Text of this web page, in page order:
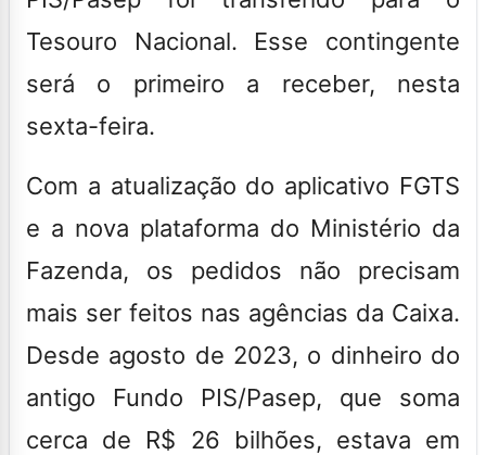
Tesouro Nacional. Esse contingente
será o primeiro a receber, nesta
sexta-feira.
Com a atualização do aplicativo FGTS
e a nova plataforma do Ministério da
Fazenda, os pedidos não precisam
mais ser feitos nas agências da Caixa.
Desde agosto de 2023, o dinheiro do
antigo Fundo PIS/Pasep, que soma
cerca de R$ 26 bilhões, estava em